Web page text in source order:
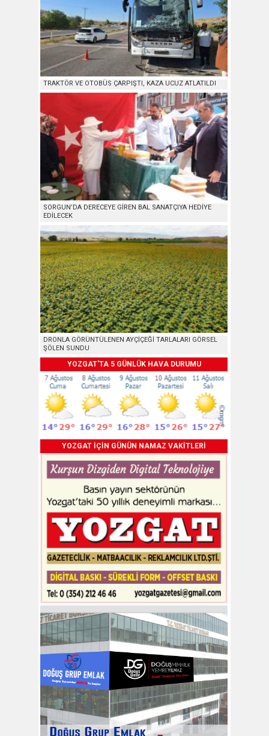
TRAKTÖR VE OTOBÜS ÇARPIŞTI, KAZA UCUZ ATLATILDI
SORGUN’DA DERECEYE GİREN BAL SANATÇIYA HEDİYE
EDİLECEK
DRONLA GÖRÜNTÜLENEN AYÇİÇEĞİ TARLALARI GÖRSEL
ŞÖLEN SUNDU
YOZGAT'TA 5 GÜNLÜK HAVA DURUMU
YOZGAT İÇİN GÜNÜN NAMAZ VAKİTLERİ